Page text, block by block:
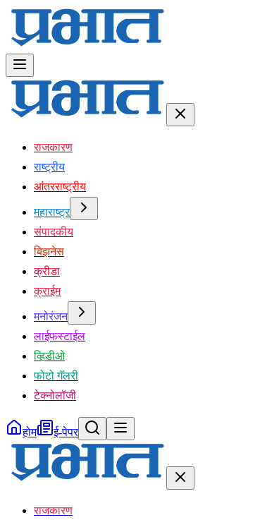
राजकारण
राष्ट्रीय
आंतरराष्ट्रीय
महाराष्ट्र
संपादकीय
बिझनेस
क्रीडा
क्राईम
मनोरंजन
लाईफस्टाईल
व्हिडीओ
फोटो गॅलरी
टेक्नोलॉजी
होम ई-पेपर
राजकारण